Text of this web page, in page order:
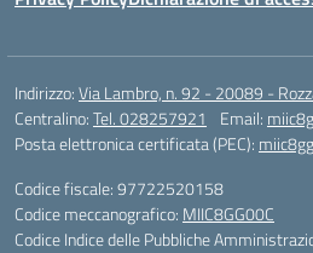
Indirizzo:Via Lambro, n. 92 - 20089 -
Centralino:Tel. 028257921 Email:
Posta elettronica certificata (PEC):
Codice fiscale: 97722520158
Codice meccanografico: MIIC8GG00C
Codice Indice delle Pubbliche